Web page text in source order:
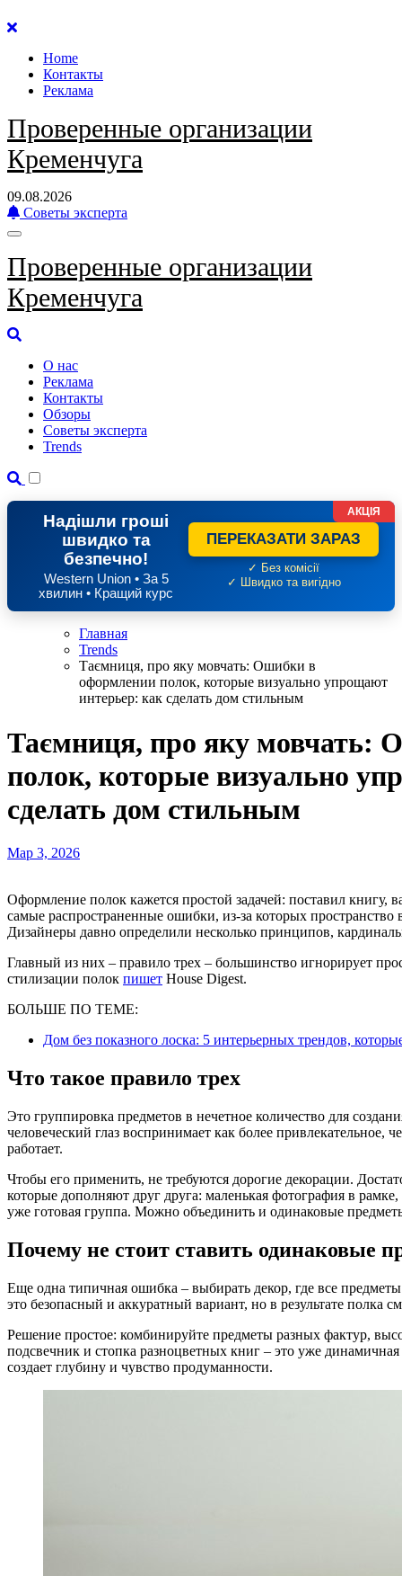
Перейти
содержанию
Home
Контакты
Реклама
Проверенные организации
Кременчуга
09.08.2026
Советы эксперта
Проверенные организации
Кременчуга
О нас
Реклама
Контакты
Обзоры
Советы эксперта
Trends
Надішли гроші
швидко та
безпечно!
Western Union • За 5
хвилин • Кращий курс
ПЕРЕКАЗАТИ ЗАРАЗ
✓ Без комісії
✓ Швидко та вигідно
АКЦІЯ
Главная
Trends
Таємниця, про яку мовчать: Ошибки в
оформлении полок, которые визуально упрощают
интерьер: как сделать дом стильным
Таємниця, про яку мовчать:
полок, которые визуально
сделать дом стильным
Мар 3, 2026
Оформление полок кажется простой задачей: поставил книгу, вазу, растение – и готово. Но именно так и возникают
самые распространенные ошибки, из-за которых
Дизайнеры давно определили несколько принципов,
Главный из них – правило трех – большинство игнорирует
стилизации полок пишет House Digest.
БОЛЬШЕ ПО ТЕМЕ:
Дом без показного лоска: 5 интерьерных трендов,
Что такое правило трех
Это группировка предметов в нечетное количество для
человеческий глаз воспринимает как более
работает.
Чтобы его применить, не требуются дорогие декорации.
которые дополняют друг друга: маленькая фотография в
уже готовая группа. Можно объединить и одинаковые
Почему не стоит ставить одинаковые
Еще одна типичная ошибка – выбирать декор, где все
это безопасный и аккуратный вариант, но в результате полка
Решение простое: комбинируйте предметы разных фактур,
подсвечник и стопка разноцветных книг – это уже
создает глубину и чувство продуманности.